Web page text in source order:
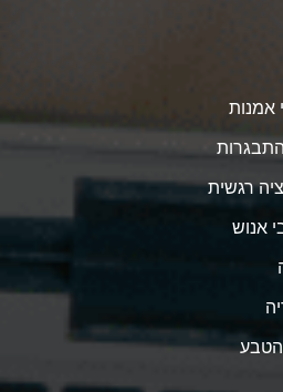
אמנות
רגשית
אנוש
הטבע